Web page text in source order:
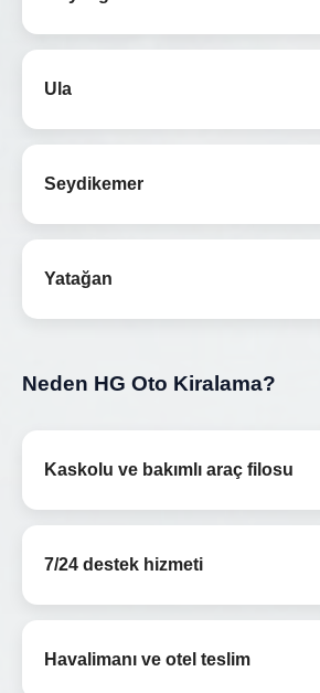
Ula
Seydikemer
Yatağan
Neden HG Oto Kiralama?
Kaskolu ve bakımlı araç filosu
7/24 destek hizmeti
Havalimanı ve otel teslim